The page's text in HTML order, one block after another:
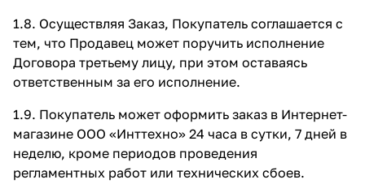
1.8. Осуществляя Заказ, Покупатель соглашается с
тем, что Продавец может поручить исполнение
Договора третьему лицу, при этом оставаясь
ответственным за его исполнение.
1.9. Покупатель может оформить заказ в Интернет-
магазине ООО «Инттехно» 24 часа в сутки, 7 дней в
неделю, кроме периодов проведения
регламентных работ или технических сбоев.